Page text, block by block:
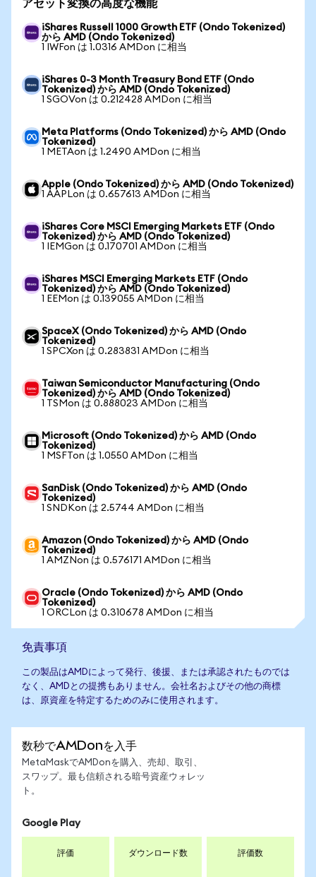
アセット変換の高度な機能
iShares Russell 1000 Growth ETF (Ondo Tokenized)
から AMD (Ondo Tokenized)
1 IWFon は 1.0316 AMDon に相当
iShares 0-3 Month Treasury Bond ETF (Ondo
Tokenized) から AMD (Ondo Tokenized)
1 SGOVon は 0.212428 AMDon に相当
Meta Platforms (Ondo Tokenized) から AMD (Ondo
Tokenized)
1 METAon は 1.2490 AMDon に相当
Apple (Ondo Tokenized) から AMD (Ondo Tokenized)
1 AAPLon は 0.657613 AMDon に相当
iShares Core MSCI Emerging Markets ETF (Ondo
Tokenized) から AMD (Ondo Tokenized)
1 IEMGon は 0.170701 AMDon に相当
iShares MSCI Emerging Markets ETF (Ondo
Tokenized) から AMD (Ondo Tokenized)
1 EEMon は 0.139055 AMDon に相当
SpaceX (Ondo Tokenized) から AMD (Ondo
Tokenized)
1 SPCXon は 0.283831 AMDon に相当
Taiwan Semiconductor Manufacturing (Ondo
Tokenized) から AMD (Ondo Tokenized)
1 TSMon は 0.888023 AMDon に相当
Microsoft (Ondo Tokenized) から AMD (Ondo
Tokenized)
1 MSFTon は 1.0550 AMDon に相当
SanDisk (Ondo Tokenized) から AMD (Ondo
Tokenized)
1 SNDKon は 2.5744 AMDon に相当
Amazon (Ondo Tokenized) から AMD (Ondo
Tokenized)
1 AMZNon は 0.576171 AMDon に相当
Oracle (Ondo Tokenized) から AMD (Ondo
Tokenized)
1 ORCLon は 0.310678 AMDon に相当
免責事項
この製品はAMDによって発行、後援、または承認されたものでは
なく、AMDとの提携もありません。会社名およびその他の商標
は、原資産を特定するためのみに使用されます。
数秒でAMDonを入手
MetaMaskでAMDonを購入、売却、取引、
スワップ。最も信頼される暗号資産ウォレッ
ト。
Google Play
評価 ダウンロード数 評価数